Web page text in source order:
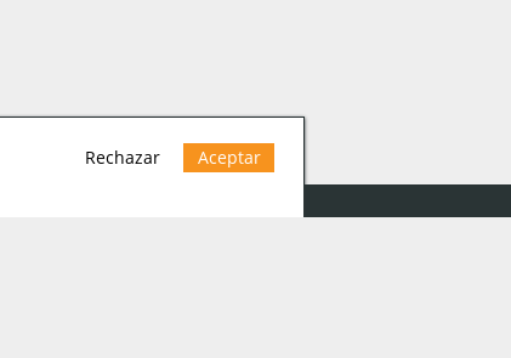
Rechazar Aceptar